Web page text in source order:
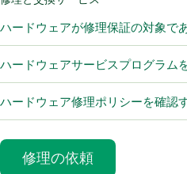
ハードウェアが修理保証の対象で
ハードウェアサービスプログラム
ハードウェア修理ポリシーを確認
修理の依頼